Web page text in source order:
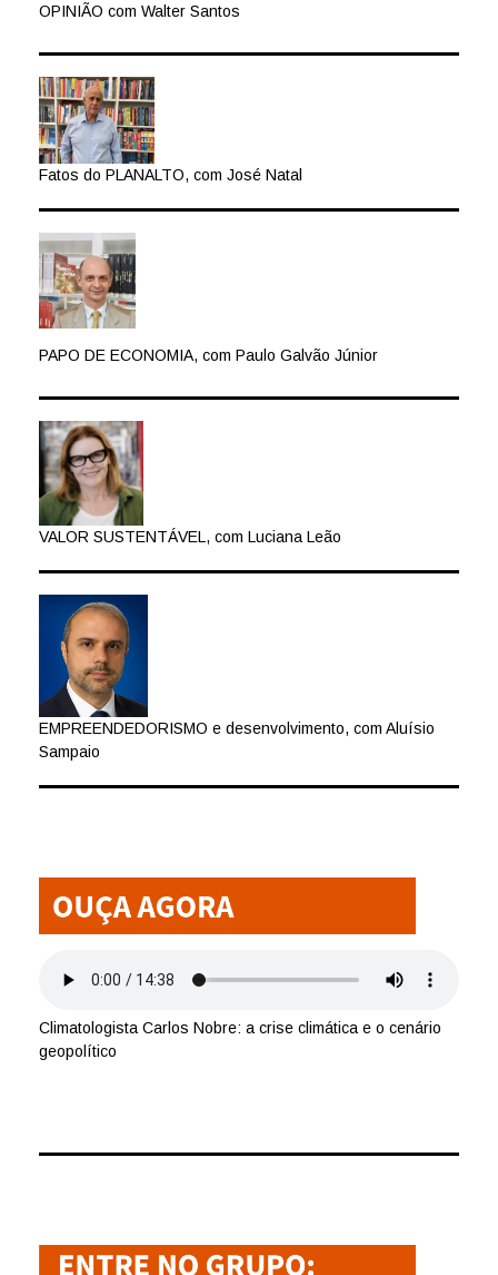
OPINIÃO com Walter Santos
Fatos do PLANALTO, com José Natal
PAPO DE ECONOMIA, com Paulo Galvão Júnior
VALOR SUSTENTÁVEL, com Luciana Leão
EMPREENDEDORISMO e desenvolvimento, com Aluísio
Sampaio
Climatologista Carlos Nobre: a crise climática e o cenário
geopolítico